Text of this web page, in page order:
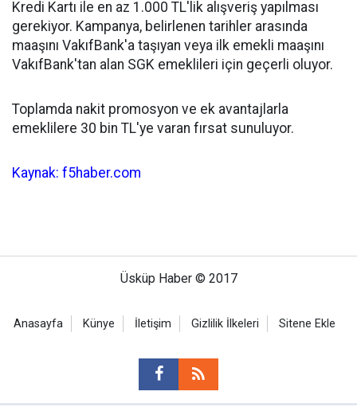
Kredi Kartı ile en az 1.000 TL'lik alışveriş yapılması
gerekiyor. Kampanya, belirlenen tarihler arasında
maaşını VakıfBank'a taşıyan veya ilk emekli maaşını
VakıfBank'tan alan SGK emeklileri için geçerli oluyor.
Toplamda nakit promosyon ve ek avantajlarla
emeklilere 30 bin TL'ye varan fırsat sunuluyor.
Kaynak: f5haber.com
Üsküp Haber © 2017
Anasayfa Künye İletişim Gizlilik İlkeleri Sitene Ekle